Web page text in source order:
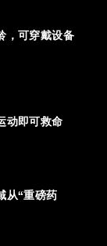
，可穿戴设备
动即可救命
从“重磅药